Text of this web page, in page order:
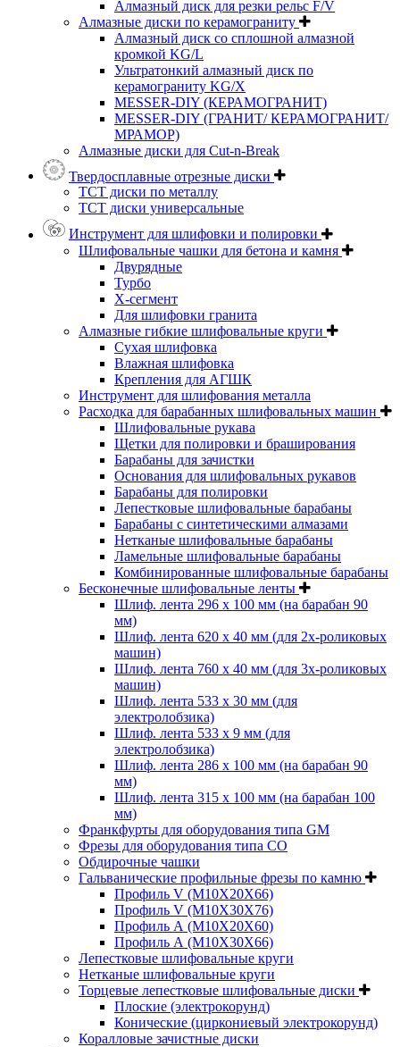
Алмазный диск для резки рельс F/V
Алмазные диски по керамограниту
Алмазный диск со сплошной алмазной
кромкой KG/L
Ультратонкий алмазный диск по
керамограниту KG/X
MESSER-DIY (КЕРАМОГРАНИТ)
MESSER-DIY (ГРАНИТ/ КЕРАМОГРАНИТ/
МРАМОР)
Алмазные диски для Cut-n-Break
Твердосплавные отрезные диски
ТСТ диски по металлу
ТСТ диски универсальные
Инструмент для шлифовки и полировки
Шлифовальные чашки для бетона и камня
Двурядные
Турбо
Х-сегмент
Для шлифовки гранита
Алмазные гибкие шлифовальные круги
Cухая шлифовка
Влажная шлифовка
Крепления для АГШК
Инструмент для шлифования металла
Расходка для барабанных шлифовальных машин
Шлифовальные рукава
Щетки для полировки и браширования
Барабаны для зачистки
Основания для шлифовальных рукавов
Барабаны для полировки
Лепестковые шлифовальные барабаны
Барабаны с синтетическими алмазами
Нетканые шлифовальные барабаны
Ламельные шлифовальные барабаны
Комбинированные шлифовальные барабаны
Бесконечные шлифовальные ленты
Шлиф. лента 296 х 100 мм (на барабан 90
мм)
Шлиф. лента 620 х 40 мм (для 2х-роликовых
машин)
Шлиф. лента 760 х 40 мм (для 3х-роликовых
машин)
Шлиф. лента 533 х 30 мм (для
электролобзика)
Шлиф. лента 533 х 9 мм (для
электролобзика)
Шлиф. лента 286 х 100 мм (на барабан 90
мм)
Шлиф. лента 315 х 100 мм (на барабан 100
мм)
Франкфурты для оборудования типа GM
Фрезы для оборудования типа СО
Обдирочные чашки
Гальванические профильные фрезы по камню
Профиль V (M10X20X66)
Профиль V (M10X30X76)
Профиль А (М10Х20Х60)
Профиль А (М10Х30Х66)
Лепестковые шлифовальные круги
Нетканые шлифовальные круги
Торцевые лепестковые шлифовальные диски
Плоские (электрокорунд)
Конические (циркониевый электрокорунд)
Коралловые зачистные диски